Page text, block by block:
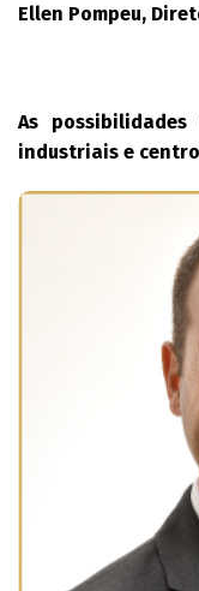
Ellen Pompeu,
As
industriais e